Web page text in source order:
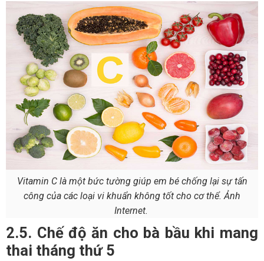
Vitamin C là một bức tường giúp em bé chống lại sự tấn
công của các loại vi khuẩn không tốt cho cơ thể. Ảnh
Internet.
2.5. Chế độ ăn cho bà bầu khi mang
thai tháng thứ 5